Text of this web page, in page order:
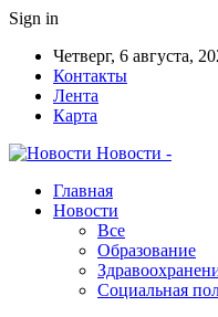
Sign in
Четверг, 6 августа,
Контакты
Лента
Карта
Новости -
Главная
Новости
Все
Образование
Социальная